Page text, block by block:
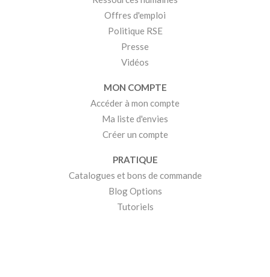
Offres d'emploi
Politique RSE
Presse
Vidéos
MON COMPTE
Accéder à mon compte
Ma liste d'envies
Créer un compte
PRATIQUE
Catalogues et bons de commande
Blog Options
Tutoriels